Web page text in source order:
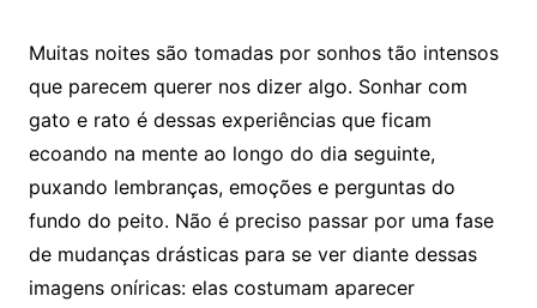
Muitas noites são tomadas por sonhos tão intensos
que parecem querer nos dizer algo. Sonhar com
gato e rato é dessas experiências que ficam
ecoando na mente ao longo do dia seguinte,
puxando lembranças, emoções e perguntas do
fundo do peito. Não é preciso passar por uma fase
de mudanças drásticas para se ver diante dessas
imagens oníricas: elas costumam aparecer